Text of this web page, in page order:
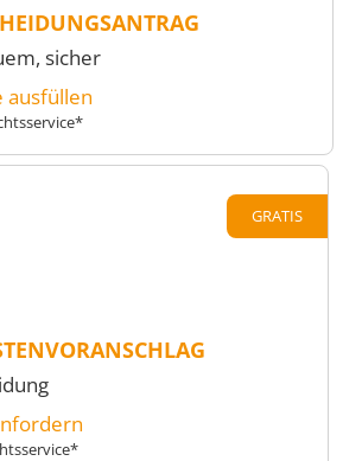
sicher
ausfüllen
GRATIS